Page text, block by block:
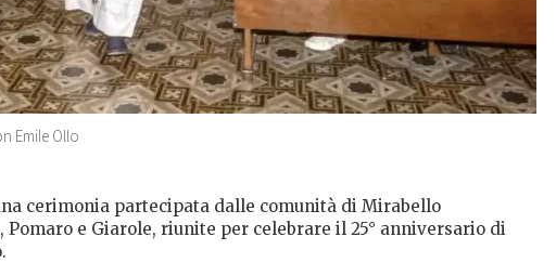
Emile Ollo
cerimonia partecipata dalle comunità di Mirabello
e Giarole, riunite per celebrare il 25° anniversario di